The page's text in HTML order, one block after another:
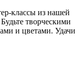
классы из нашей
творческими
и цветами. Удачи